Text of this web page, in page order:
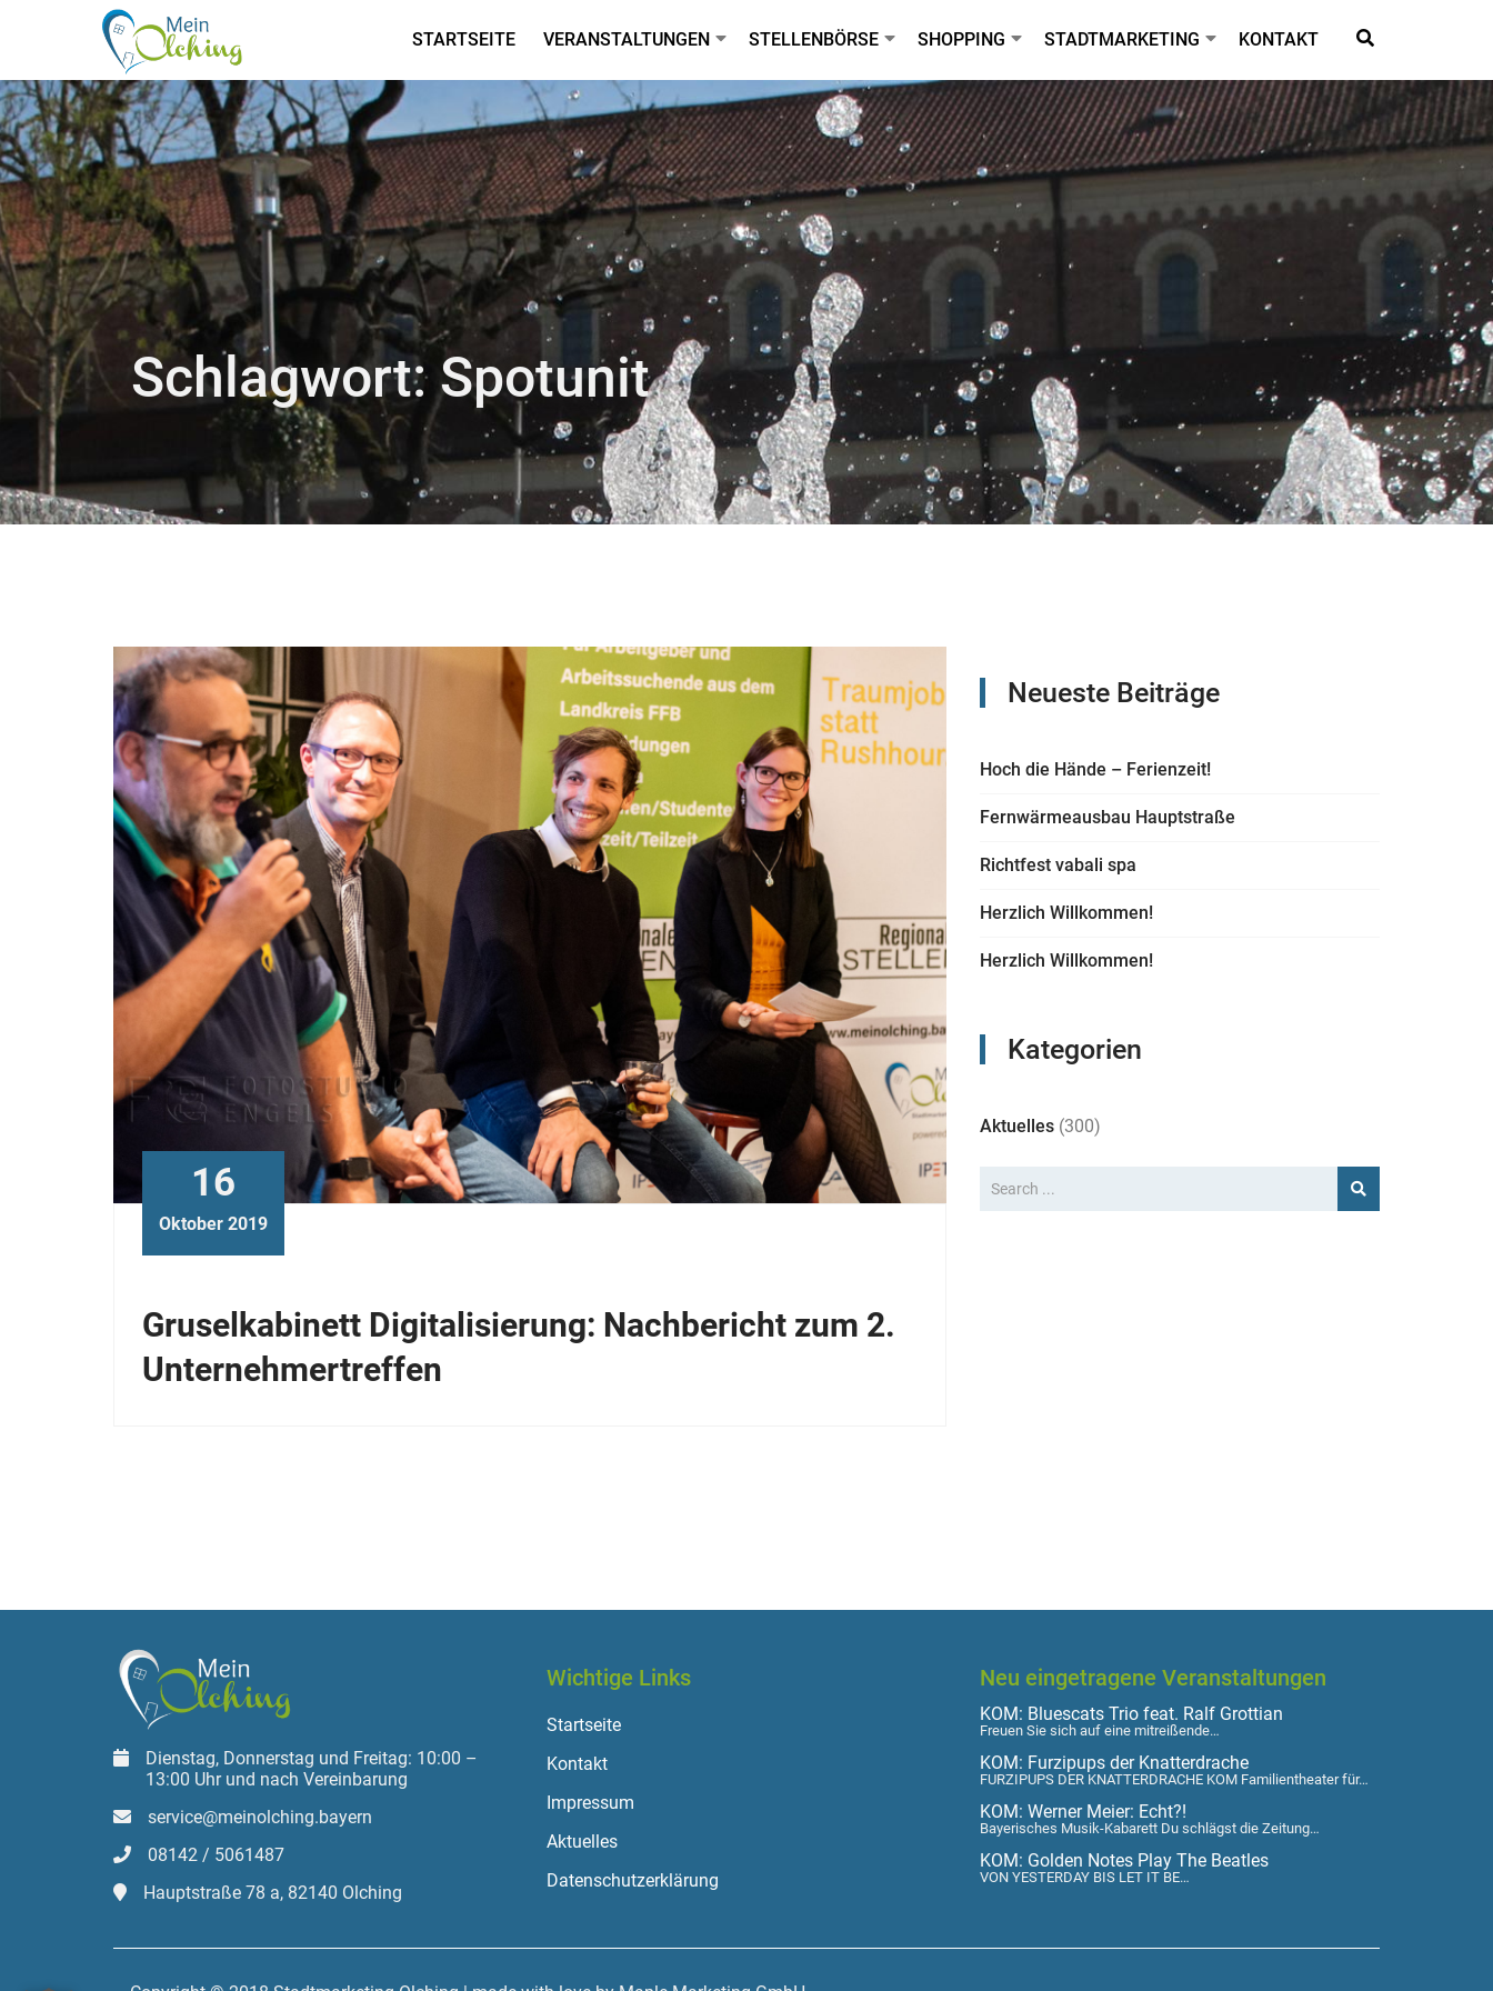
STARTSEITE VERANSTALTUNGEN STELLENBÖRSE SHOPPING STADTMARKETING KONTAKT
Schlagwort:Spotunit
16
Oktober 2019
Gruselkabinett Digitalisierung: Nachbericht zum 2.
Unternehmertreffen
Neueste Beiträge
Hoch die Hände – Ferienzeit!
Fernwärmeausbau Hauptstraße
Richtfest vabali spa
Herzlich Willkommen!
Herzlich Willkommen!
Kategorien
Aktuelles (300)
Dienstag, Donnerstag und Freitag: 10:00 –
13:00 Uhr und nach Vereinbarung
service@meinolching.bayern
08142 / 5061487
Hauptstraße 78 a, 82140 Olching
Wichtige Links
Startseite
Kontakt
Impressum
Aktuelles
Datenschutzerklärung
Neu eingetragene Veranstaltungen
KOM: Bluescats Trio feat. Ralf Grottian
Freuen Sie sich auf eine mitreißende…
KOM: Furzipups der Knatterdrache
FURZIPUPS DER KNATTERDRACHE KOM Familientheater für…
KOM: Werner Meier: Echt?!
Bayerisches Musik-Kabarett Du schlägst die Zeitung…
KOM: Golden Notes Play The Beatles
VON YESTERDAY BIS LET IT BE…